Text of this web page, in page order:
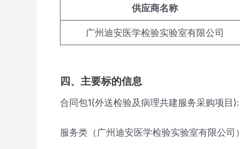
供应商名称
广州迪安医学检验实验室有限公司
四、主要标的信息
合同包1(外送检验及病理共建服务采购项目):
服务类（广州迪安医学检验实验室有限公司）